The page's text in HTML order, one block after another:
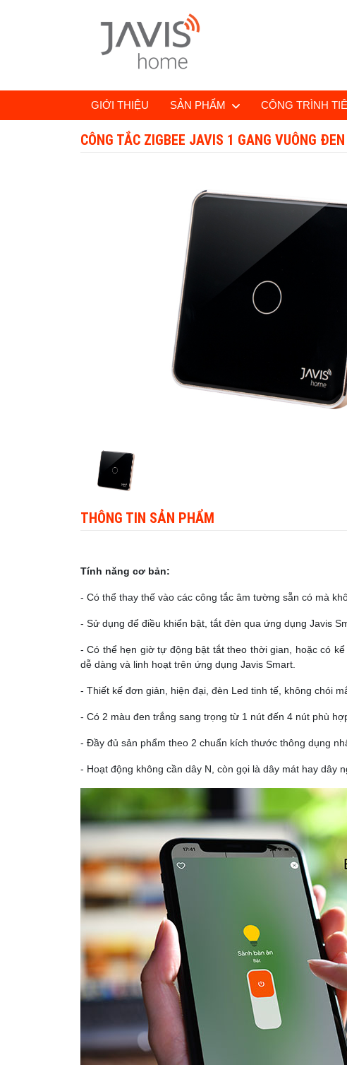
GIỚI THIỆU SẢN PHẨM CÔNG TRÌNH
CÔNG TẮC ZIGBEE JAVIS 1 GANG VUÔNG
THÔNG TIN SẢN PHẨM
Tính năng cơ bản:
- Có thể thay thế vào các công tắc âm tường sẵn có mà
- Sử dụng để điều khiển bật, tắt đèn qua ứng dụng Javis
- Có thể hẹn giờ tự động bật tắt theo thời gian, hoặc có
dễ dàng và linh hoạt trên ứng dụng Javis Smart.
- Thiết kế đơn giản, hiện đại, đèn Led tinh tế, không chói
- Có 2 màu đen trắng sang trọng từ 1 nút đến 4 nút phù
- Đầy đủ sản phẩm theo 2 chuẩn kích thước thông dụng
- Hoạt động không cần dây N, còn gọi là dây mát hay dây